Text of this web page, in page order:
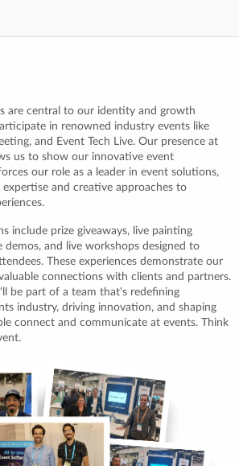
are central to our identity and growth
in renowned industry events like
and Event Tech Live. Our presence at
us to show our innovative event
our role as a leader in event solutions,
and creative approaches to
include prize giveaways, live painting
demos, and live workshops designed to
These experiences demonstrate our
connections with clients and partners.
be part of a team that's redefining
industry, driving innovation, and shaping
connect and communicate at events. Think